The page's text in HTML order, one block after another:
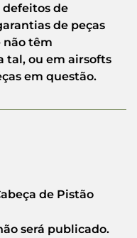
defeitos de
de peças
não têm
tal, ou em airsofts
em questão.
de Pistão
será publicado.